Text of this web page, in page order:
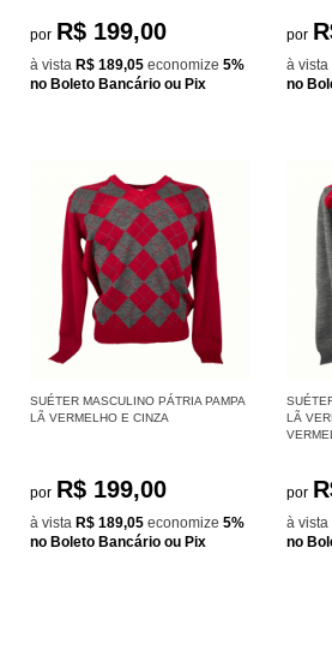
por R$ 199,00
à vista R$ 189,05 economize 5%
no Boleto Bancário ou Pix
por
à vista
no
SUÉTER MASCULINO PÁTRIA PAMPA
LÃ VERMELHO E CINZA
por R$ 199,00
à vista R$ 189,05 economize 5%
no Boleto Bancário ou Pix
LÃ
por
à vista
no